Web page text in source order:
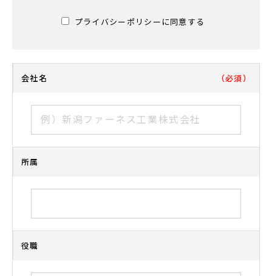
措置を講じ、安全対策を実施し個人情報の厳重な管理
連絡や業務のご案内やご質問に対する回答として、電
3）個人情報の第三者への開示・提供の禁止
報を第三者に開示いたしません。
4）個人情報の安全対策
当社は、個人情報の正確性及び安全性確保のために、
プライバシーポリシーに同意する
会社名 （必須）
所属
役職